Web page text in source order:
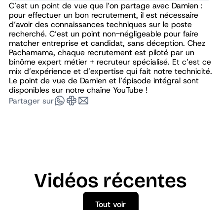
C’est un point de vue que l’on partage avec Damien :
pour effectuer un bon recrutement, il est nécessaire
d’avoir des connaissances techniques sur le poste
recherché. C’est un point non-négligeable pour faire
matcher entreprise et candidat, sans déception. Chez
Pachamama, chaque recrutement est piloté par un
binôme expert métier + recruteur spécialisé. Et c’est ce
mix d’expérience et d’expertise qui fait notre technicité.
Le point de vue de Damien et l’épisode intégral sont
disponibles sur notre chaîne YouTube !
Partager sur
Vidéos récentes
Tout voir
Tout voir